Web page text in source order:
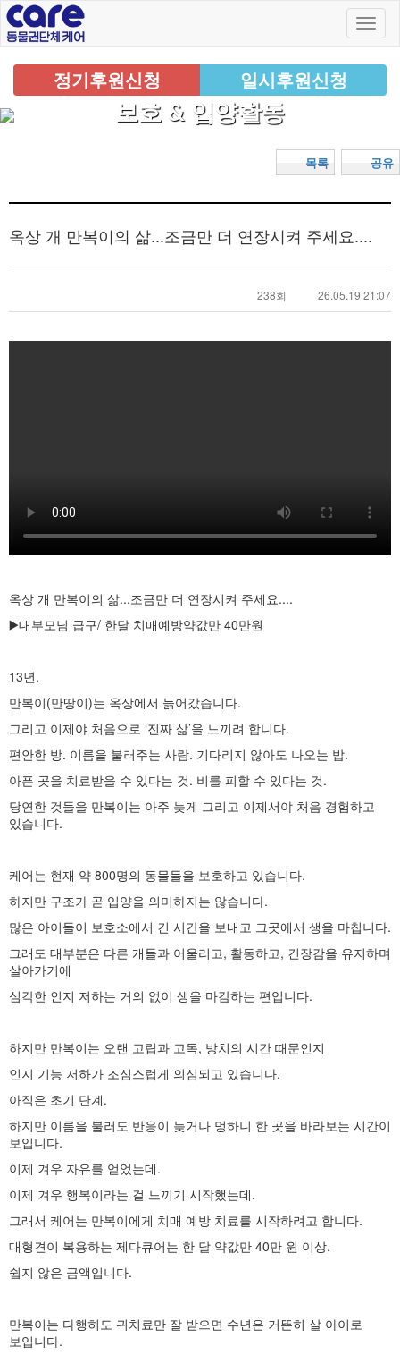
정기후원신청 일시후원신청
보호 & 입양활동
공유
목록
옥상 개 만복이의 삶...조금만 더 연장시켜 주세요....
238회 26.05.19 21:07
옥상 개 만복이의 삶...조금만 더 연장시켜 주세요....
▶️대부모님 급구/ 한달 치매예방약값만 40만원
13년.
만복이(만땅이)는 옥상에서 늙어갔습니다.
그리고 이제야 처음으로 ‘진짜 삶’을 느끼려 합니다.
편안한 방. 이름을 불러주는 사람. 기다리지 않아도 나오는 밥.
아픈 곳을 치료받을 수 있다는 것. 비를 피할 수 있다는 것.
당연한 것들을 만복이는 아주 늦게 그리고 이제서야 처음 경험하고
있습니다.
케어는 현재 약 800명의 동물들을 보호하고 있습니다.
하지만 구조가 곧 입양을 의미하지는 않습니다.
많은 아이들이 보호소에서 긴 시간을 보내고 그곳에서 생을 마칩니다.
그래도 대부분은 다른 개들과 어울리고, 활동하고, 긴장감을 유지하며
살아가기에
심각한 인지 저하는 거의 없이 생을 마감하는 편입니다.
하지만 만복이는 오랜 고립과 고독, 방치의 시간 때문인지
인지 기능 저하가 조심스럽게 의심되고 있습니다.
아직은 초기 단계.
하지만 이름을 불러도 반응이 늦거나 멍하니 한 곳을 바라보는 시간이
보입니다.
이제 겨우 자유를 얻었는데.
이제 겨우 행복이라는 걸 느끼기 시작했는데.
그래서 케어는 만복이에게 치매 예방 치료를 시작하려고 합니다.
대형견이 복용하는 제다큐어는 한 달 약값만 40만 원 이상.
쉽지 않은 금액입니다.
만복이는 다행히도 귀치료만 잘 받으면 수년은 거뜬히 살 아이로
보입니다.